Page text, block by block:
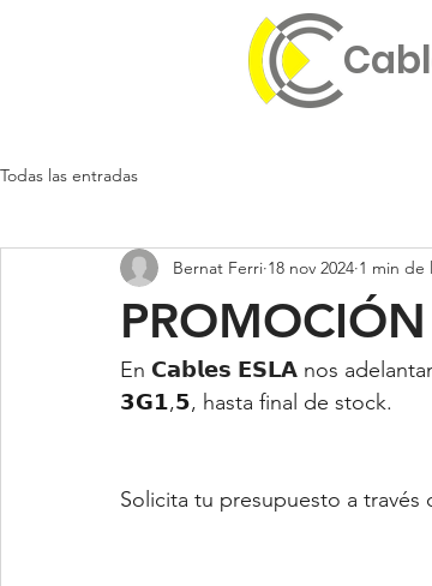
Todas las entradas
Bernat Ferri 18 nov 2024 1 min de
En 𝗖𝗮𝗯𝗹𝗲𝘀 𝗘𝗦𝗟𝗔 nos
𝟯𝗚𝟭,𝟱, hasta final de stock.
Solicita tu presupuesto a